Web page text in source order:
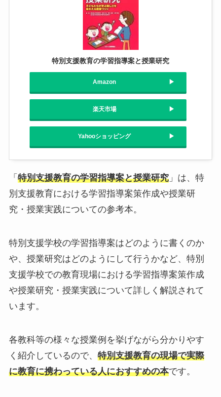
特別支援教育の学習指導案と授業研究
Amazon
楽天市場
Yahooショッピング
「 特別支援教育の学習指導案と授業研究」は、特
別支援教育における学習指導案策作成や授業研
究・授業実践についての参考本。
特別支援学校の学習指導案はどのように書くのか
や、授業研究はどのようにして行うかなど、特別
支援学校での教育現場における学習指導案策作成
や授業研究・授業実践について詳しく解説されて
います。
各教科等の様々な授業例を挙げながら分かりやす
く紹介しているので、 特別支援教育の現場で実際
に教育に携わっている人におすすめの本です。